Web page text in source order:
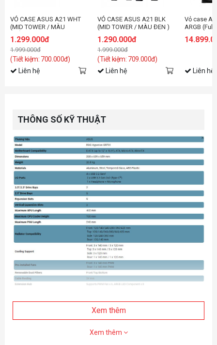
VỎ CASE ASUS A21 WHT
(MID TOWER / MÀU
1.299.000đ
1.999.000đ
(Tiết kiệm: 700.000đ)
Liên hệ
VỎ CASE ASUS A21 BLK
(MID TOWER / MÀU ĐEN )
1.290.000đ
1.999.000đ
(Tiết kiệm: 709.000đ)
Liên hệ
Vỏ case
ARGB (Full
9.2 Inch)
Liên hệ
THÔNG SỐ KỸ THUẬT
Xem thêm
Xem thêm